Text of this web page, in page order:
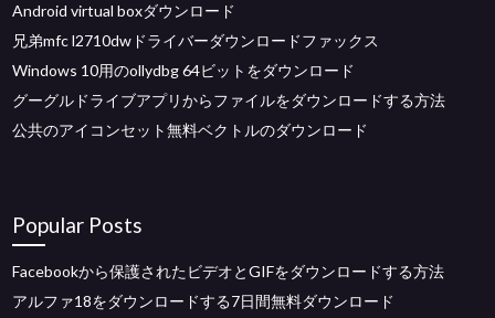
Android virtual boxダウンロード
兄弟mfc l2710dwドライバーダウンロードファックス
Windows 10用のollydbg 64ビットをダウンロード
グーグルドライブアプリからファイルをダウンロードする方法
公共のアイコンセット無料ベクトルのダウンロード
Popular Posts
Facebookから保護されたビデオとGIFをダウンロードする方法
アルファ18をダウンロードする7日間無料ダウンロード